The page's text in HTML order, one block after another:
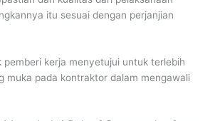
itu sesuai dengan perjanjian
pemberi kerja menyetujui untuk terlebih
muka pada kontraktor dalam mengawali